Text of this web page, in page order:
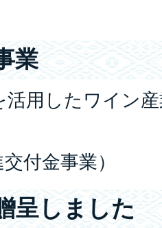
業
活用したワイン
付金事業）
呈しました